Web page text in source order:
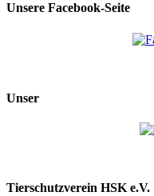
Unsere Facebook-Seite
Unser
Tierschutzverein HSK e.V.